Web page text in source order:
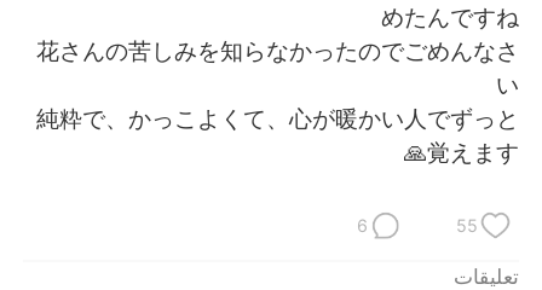
Indonesia Italiano
めたんですね
花さんの苦しみを知らなかったのでごめんなさ
い
純粋で、かっこよくて、心が暖かい人でずっと
覚えます🙏
55
6
تعليقات